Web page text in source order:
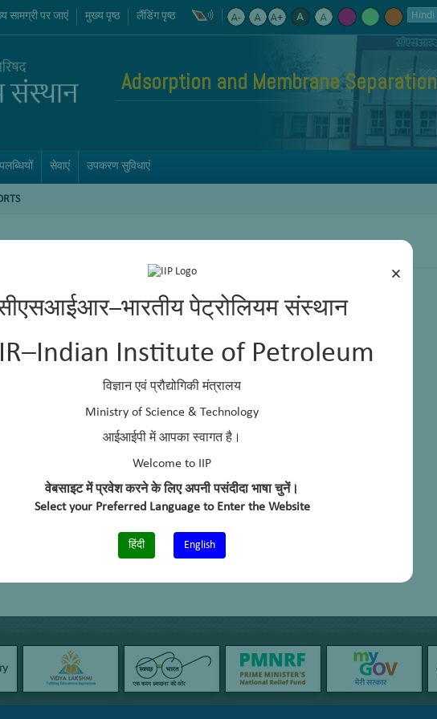
×
पेट्रोलियम संस्थान
Institute of Petroleum
विज्ञान एवं प्रौद्योगिकी मंत्रालय
Ministry of Science & Technology
आईआईपी में आपका स्वागत है।
Welcome to IIP
वेबसाइट में प्रवेश करने के लिए अपनी पसंदीदा भाषा चुनें।
Select your Preferred Language to Enter the Website
हिंदी English
सामग्री पर जाएं मुख्य पृष्ठ लैंडिंग पृष्ठ
Adsorption and Membrane Separation
सेवाएं उपकरण सुविधाएं